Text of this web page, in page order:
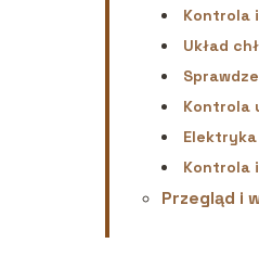
Kontrola
Układ
Kontrola
Kontrola
Przegląd i